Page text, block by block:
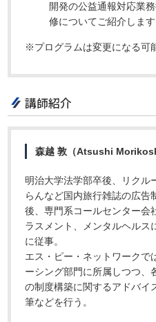
開発の公益通報対応業
修についてご紹介します
※プログラムは変更になる可
講師紹介
森越 敦（Atsushi
明治大学法学部卒後、リクル
らんなど国内旅行雑誌の広告
後、専門系コールセンター会
ラスメント、メンタルヘルス
に従事。
エス・ピー・ネットワークで
ーシング部門に所属しつつ、
の制度構築に関するアドバイ
筆などを行う。